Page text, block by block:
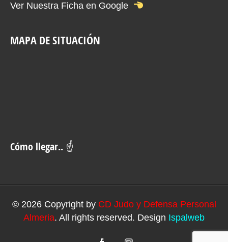
Ver Nuestra Ficha en Google
MAPA DE SITUACIÓN
Cómo llegar.. ☝
© 2026 Copyright byCD Judo y Defensa Personal
Almeria. All rights reserved. Design Ispalweb